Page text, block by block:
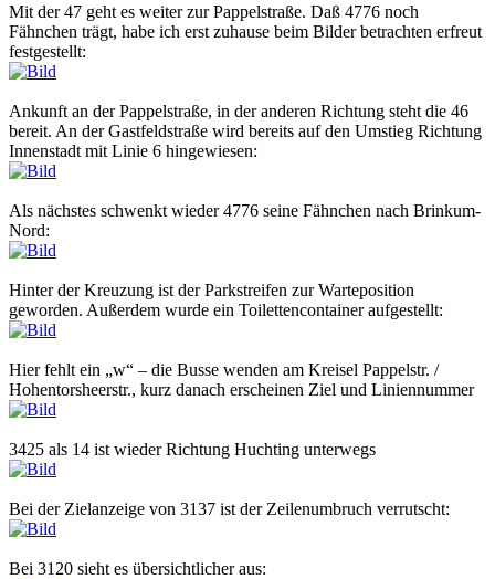
Mit der 47 geht es weiter zur Pappelstraße. Daß 4776 noch
Fähnchen trägt, habe ich erst zuhause beim Bilder betrachten erfreut
festgestellt:
Ankunft an der Pappelstraße, in der anderen Richtung steht die 46
bereit. An der Gastfeldstraße wird bereits auf den Umstieg Richtung
Innenstadt mit Linie 6 hingewiesen:
Als nächstes schwenkt wieder 4776 seine Fähnchen nach Brinkum-
Nord:
Hinter der Kreuzung ist der Parkstreifen zur Warteposition
geworden. Außerdem wurde ein Toilettencontainer aufgestellt:
Hier fehlt ein „w“ – die Busse wenden am Kreisel Pappelstr. /
Hohentorsheerstr., kurz danach erscheinen Ziel und Liniennummer
3425 als 14 ist wieder Richtung Huchting unterwegs
Bei der Zielanzeige von 3137 ist der Zeilenumbruch verrutscht:
Bei 3120 sieht es übersichtlicher aus: